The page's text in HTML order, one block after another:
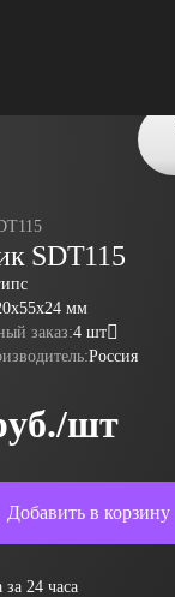
SDT115
мм
заказ:4 шт
Россия
шт
Добавить в корзину
за 24 часа